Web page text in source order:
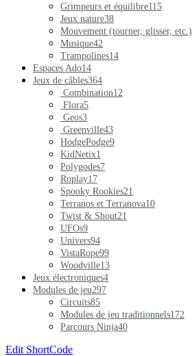
Grimpeurs et équilibre115
Jeux nature38
Mouvement (tourner, glisser, etc.)
Musique42
Trampolines14
Espaces Ado14
Jeux de câbles364
Combination12
Flora5
Geos3
Greenville43
HodgePodge9
KidNetix1
Polygodes7
Roplay17
Spooky Rookies21
Terranos et Terranova10
Twist & Shout21
UFOs9
Univers94
VistaRope99
Woodville13
Jeux électroniques4
Modules de jeu297
Circuits85
Modules de jeu traditionnels172
Parcours Ninja40
Edit ShortCode